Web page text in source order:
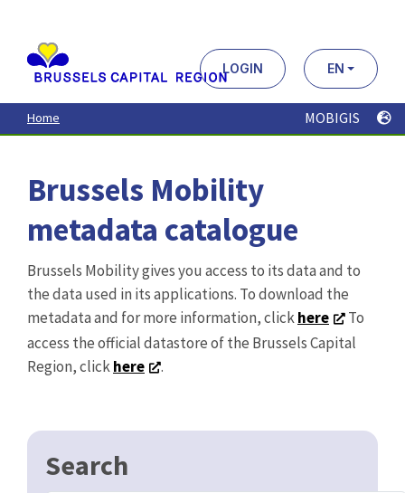
contenu
principal
LOGIN EN
Home MOBIGIS
Brussels Mobility
metadata catalogue
Brussels Mobility gives you access to its data and to
the data used in its applications. To download the
metadata and for more information, clickhere
To
access the official datastore of the Brussels Capital
Region, clickhere .
Search